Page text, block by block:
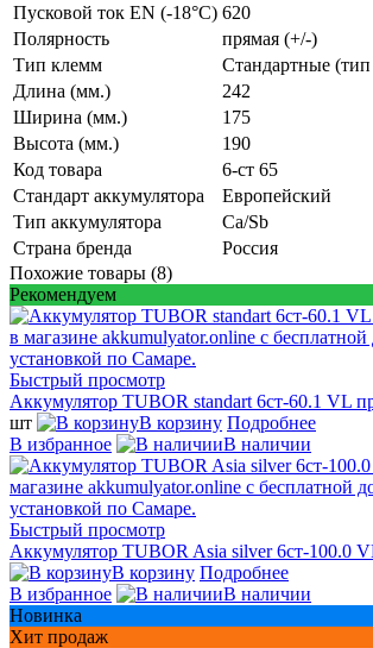
Пусковой ток EN (-18°C) 620
Полярность
прямая (+/-)
Тип клемм
Стандартные
Длина (мм.)
242
Ширина (мм.)
175
Высота (мм.)
190
Код товара
6-ст 65
Стандарт аккумулятора
Европейский
Тип аккумулятора
Ca/Sb
Страна бренда
Россия
Похожие товары (8)
Рекомендуем
Быстрый просмотр
Аккумулятор TUBOR standart 6ст-60.1 VL
шт
В корзину Подробнее
В избранное
В наличии
Быстрый просмотр
Аккумулятор TUBOR Asia silver 6ст-100.0
В корзину Подробнее
В избранное
В наличии
Новинка
Хит продаж